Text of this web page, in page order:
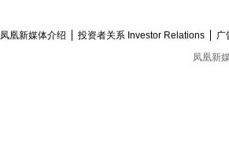
凤凰新媒体介绍 投资者关系 Investor Relations 广
凤凰新